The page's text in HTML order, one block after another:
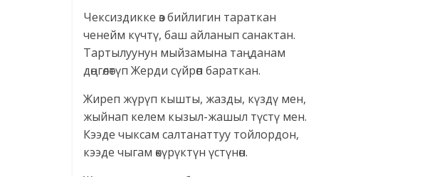
Чексиздикке өз бийлигин тараткан
ченейм күчтү, баш айланып санактан.
Тартылуунун мыйзамына таңданам
дөңгөлөтүп Жерди сүйрөп бараткан.
Жиреп жүрүп кышты, жазды, күздү мен,
жыйнап келем кызыл-жашыл түстү мен.
Кээде чыксам салтанаттуу тойлордон,
кээде чыгам өкүрүктүн үстүнөн.